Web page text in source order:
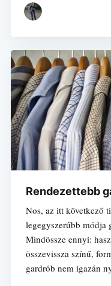
Rendezettebb
Nos, az itt következő
legegyszerűbb módja
Mindössze ennyi:
összevissza színű,
gardrób nem igazán